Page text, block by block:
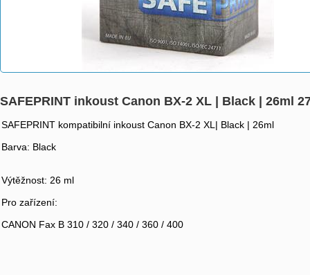
SAFEPRINT inkoust Canon BX-2 XL | Black | 26ml
SAFEPRINT kompatibilní inkoust Canon BX-2 XL| Black | 26ml
Barva: Black
Výtěžnost: 26 ml
Pro zařízení:
CANON Fax B 310 / 320 / 340 / 360 / 400